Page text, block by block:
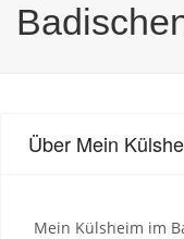
Über Mein
Mein Külsheim im